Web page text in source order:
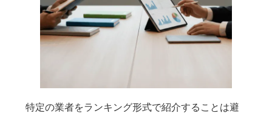
特定の業者をランキング形式で紹介することは避